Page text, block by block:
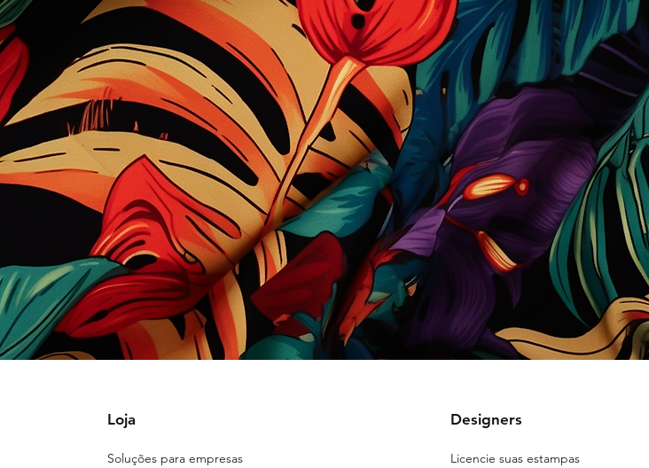
Loja
Soluções para empresas
Designers
Licencie suas estampas